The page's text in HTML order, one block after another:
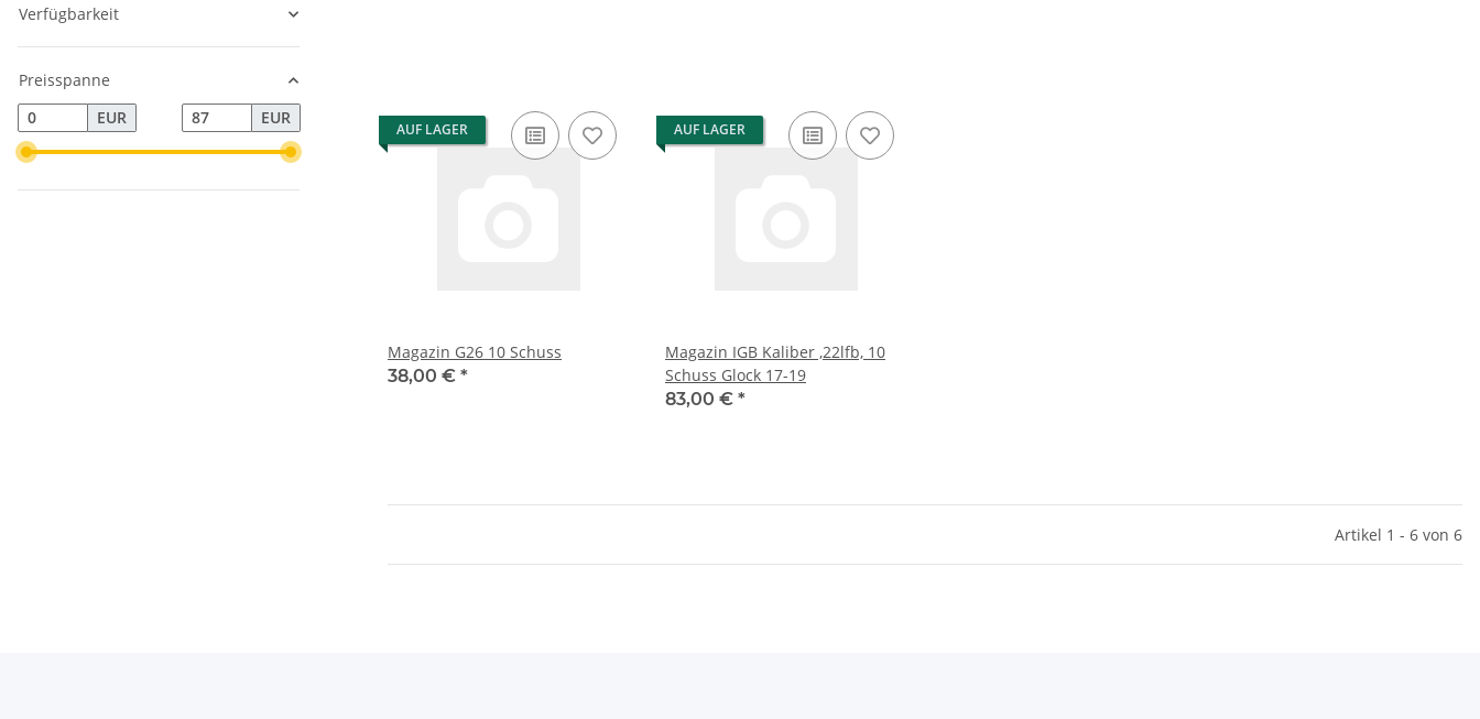
AUF LAGER
Magazin G26 10 Schuss
38,00 € *
AUF LAGER
Magazin IGB Kaliber ,22lfb, 10
Schuss Glock 17-19
83,00 € *
Artikel 1 - 6 von 6
Verfügbarkeit
Preisspanne
EUR
EUR